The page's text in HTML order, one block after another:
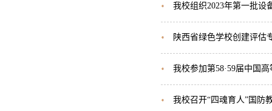
我校组织2023年第一批设
陕西省绿色学校创建评估
我校参加第58·59届中国
我校召开“四魂育人”国防